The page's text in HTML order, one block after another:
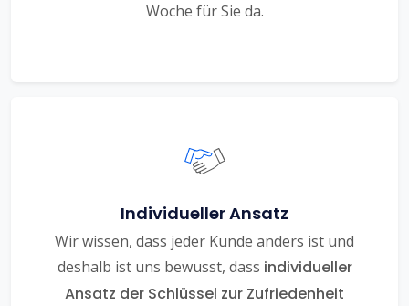
Woche für Sie da.
Individueller Ansatz
Wir wissen, dass jeder Kunde anders ist und
deshalb ist uns bewusst, dass individueller
Ansatz der Schlüssel zur Zufriedenheit